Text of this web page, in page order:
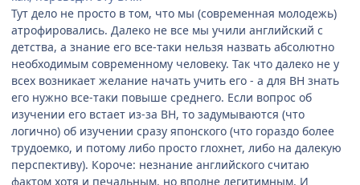
Тут дело не просто в том, что мы (современная молодежь)
атрофировались. Далеко не все мы учили английский с
детства, а знание его все-таки нельзя назвать абсолютно
необходимым современному человеку. Так что далеко не у
всех возникает желание начать учить его - а для ВН знать
его нужно все-таки повыше среднего. Если вопрос об
изучении его встает из-за ВН, то задумываются (что
логично) об изучении сразу японского (что гораздо более
трудоемко, и потому либо просто глохнет, либо на далекую
перспективу). Короче: незнание английского считаю
фактом хотя и печальным, но вполне легитимным. И